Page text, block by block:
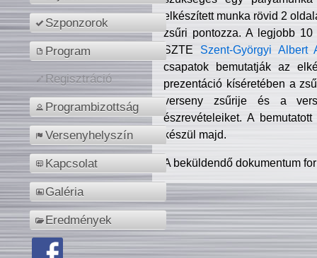
Szponzorok
Program
Regisztráció
Programbizottság
Versenyhelyszín
Kapcsolat
Galéria
Eredmények
elkészített munka rövid 2
zsűri pontozza. A legjobb
SZTE Szent-Györgyi Albert
csapatok bemutatják az
prezentáció kíséretében a
verseny zsűrije és a
észrevételeiket. A
készül majd.
A beküldendő dokumentum